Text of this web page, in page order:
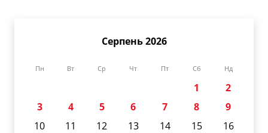
Серпень 2026
Пн Вт Ср Чт Пт Сб Нд
1
2
3
4 5 6 7 8
9
10
11 12 13 14 15
16